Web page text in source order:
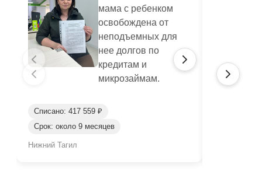
мама с ребенком
освобождена от
неподъемных для
нее долгов по
кредитам и
микрозаймам.
Списано: 417 559 ₽
Срок: около 9 месяцев
Нижний Тагил